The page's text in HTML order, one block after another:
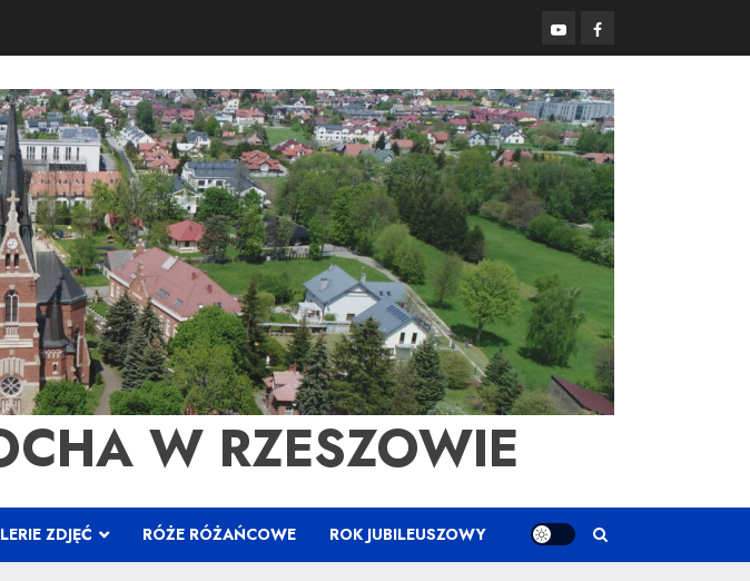
YouTubeFacebook
W RZESZOWIE
ZDJĘĆ RÓŻE RÓŻAŃCOWE ROK JUBILEUSZOWY